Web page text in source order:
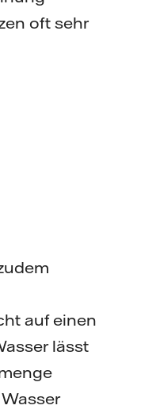
oft sehr
auf einen
lässt